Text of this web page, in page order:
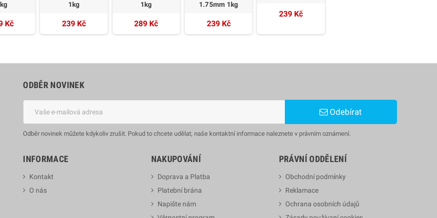
Kč
1kg
239 Kč
1kg
289 Kč
1.75mm 1kg
239 Kč
239 Kč
ODBĚR NOVINEK
Odebírat
Odběr novinek můžete kdykoliv zrušit. Pokud to chcete udělat, naše kontaktní informace naleznete v právním oznámení.
INFORMACE
Kontakt
O nás
NAKUPOVÁNÍ
Doprava a Platba
Platební brána
Napište nám
PRÁVNÍ ODDĚLENÍ
Obchodní podmínky
Reklamace
Ochrana osobních údajů